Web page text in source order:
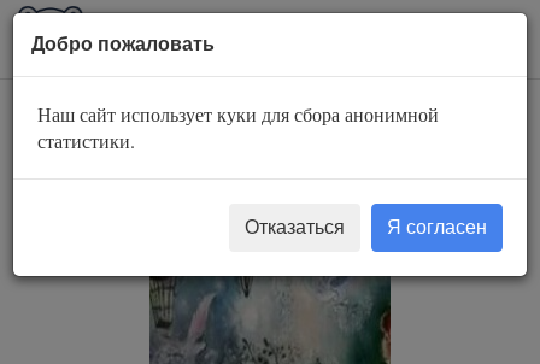
AuBook.org
Листы и страницы
Добро пожаловать
Наш сайт использует куки для сбора анонимной
статистики.
Отказаться Я согласен